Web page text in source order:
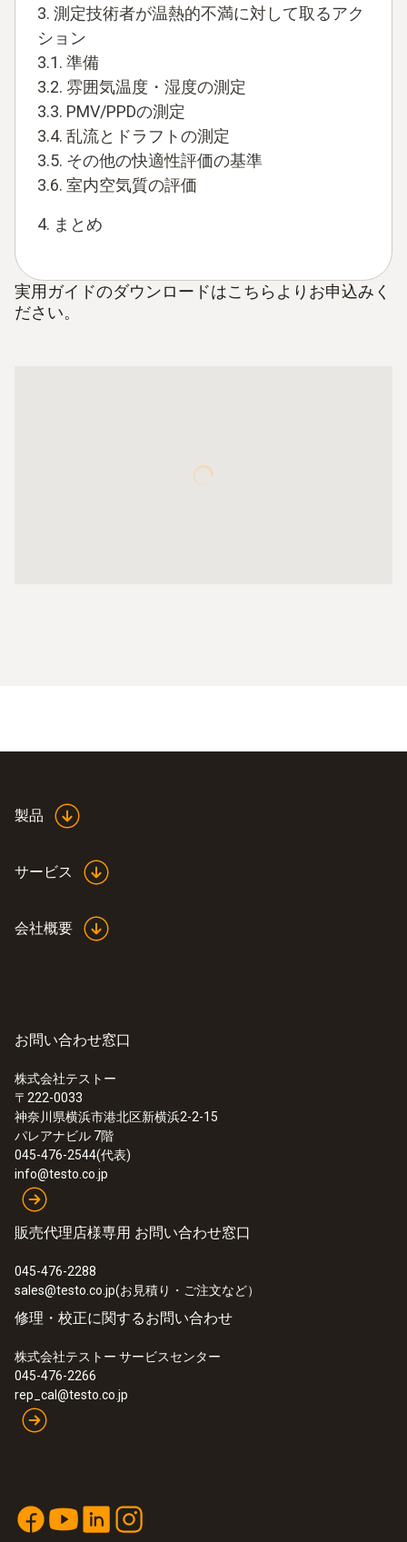
3. 測定技術者が温熱的不満に対して取るアク
ション
3.1. 準備
3.2. 雰囲気温度・湿度の測定
3.3. PMV/PPDの測定
3.4. 乱流とドラフトの測定
3.5. その他の快適性評価の基準
3.6. 室内空気質の評価
4. まとめ
実用ガイドのダウンロードはこちらよりお申込みく
ださい。
製品
サービス
会社概要
お問い合わせ窓口
株式会社テストー
〒222-0033
神奈川県横浜市港北区新横浜2-2-15
パレアナビル 7階
045-476-2544(代表)
info@testo.co.jp
販売代理店様専用 お問い合わせ窓口
045-476-2288
sales@testo.co.jp(お見積り・ご注文など）
修理・校正に関するお問い合わせ
株式会社テストー サービスセンター
045-476-2266
rep_cal@testo.co.jp